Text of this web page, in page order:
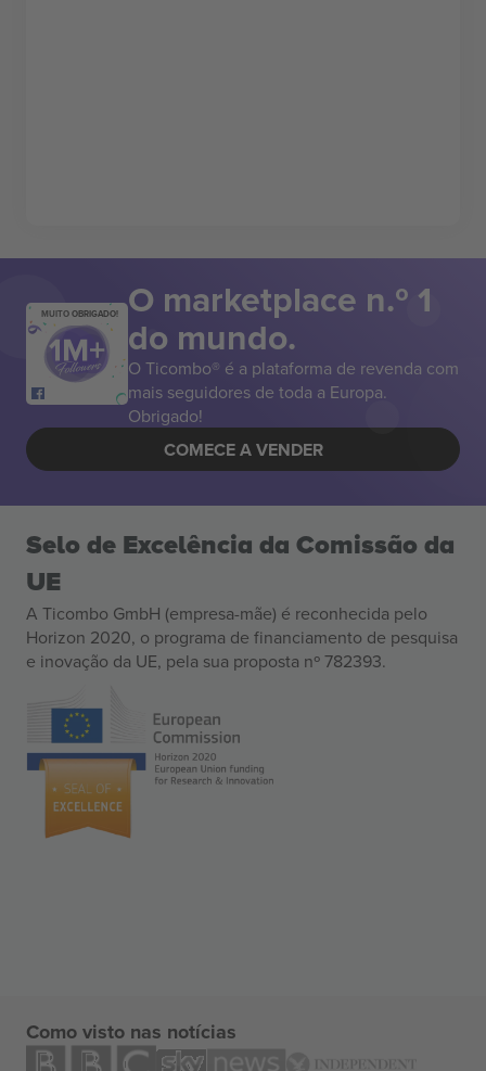
MUITO OBRIGADO! O marketplace n.º 1
do mundo.
O Ticombo® é a plataforma de revenda com
mais seguidores de toda a Europa.
Obrigado!
COMECE A VENDER
Selo de Excelência da Comissão da
UE
A Ticombo GmbH (empresa-mãe) é reconhecida pelo
Horizon 2020, o programa de financiamento de pesquisa
e inovação da UE, pela sua proposta nº 782393.
Como visto nas notícias